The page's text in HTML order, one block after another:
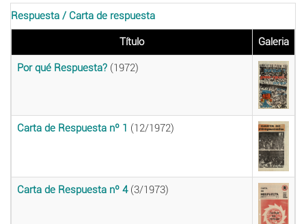
Respuesta / Carta de respuesta
Título Galeria
Por qué Respuesta? (1972)
Carta de Respuesta nº 1 (12/1972)
Carta de Respuesta nº 4(3/1973)